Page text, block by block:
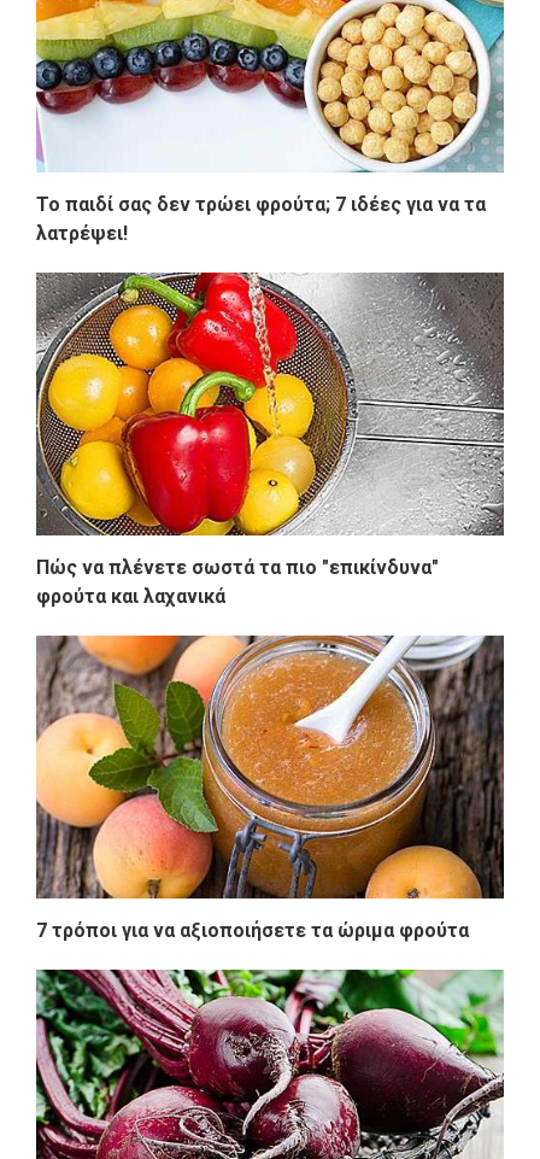
Το παιδί σας δεν τρώει φρούτα; 7 ιδέες για να τα
λατρέψει!
Πώς να πλένετε σωστά τα πιο "επικίνδυνα"
φρούτα και λαχανικά
7 τρόποι για να αξιοποιήσετε τα ώριμα φρούτα